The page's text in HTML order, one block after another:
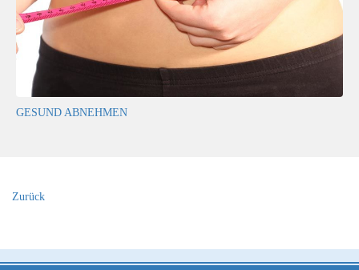
GESUND ABNEHMEN
Zurück